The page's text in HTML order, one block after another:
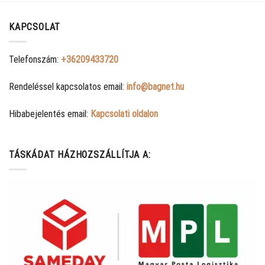
KAPCSOLAT
Telefonszám: +36209433720
Rendeléssel kapcsolatos email: info@bagnet.hu
Hibabejelentés email: Kapcsolati oldalon
TÁSKÁDAT HÁZHOZSZÁLLÍTJA A: